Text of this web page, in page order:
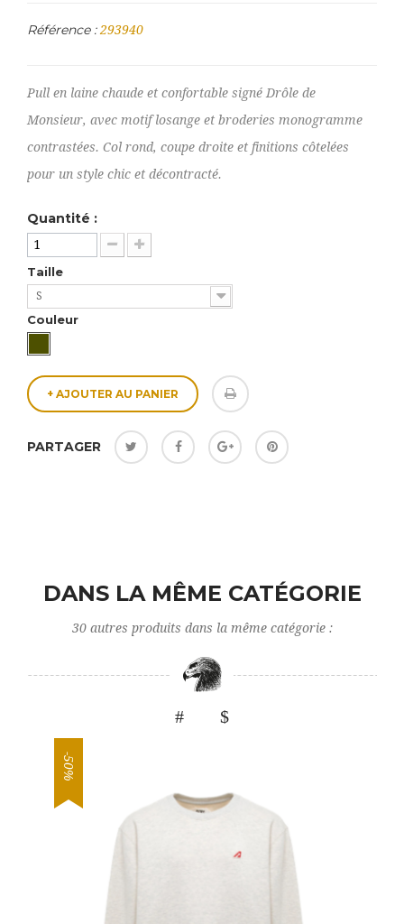
Référence : 293940
Pull en laine chaude et confortable signé Drôle de
Monsieur, avec motif losange et broderies monogramme
contrastées. Col rond, coupe droite et finitions côtelées
pour un style chic et décontracté.
Quantité :
Taille
S
Couleur
+ AJOUTER AU PANIER
PARTAGER
DANS LA MÊME CATÉGORIE
30 autres produits dans la même catégorie :
-50%